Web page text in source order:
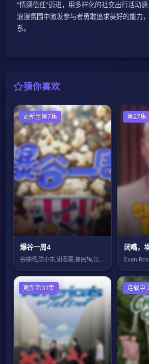
“情感信任”迈进，用多样化的社交出行活动
浪漫氛围中激发参与者勇敢追求美好的能力
系。
猜你喜欢
港台综艺
更新至第7集
爆谷一周4
谷德昭,陈小东,谢君豪,葛民辉,江熚生,
欧美综
第27集
闭嘴，
Evan
欧美综艺
更新第31集 连载中